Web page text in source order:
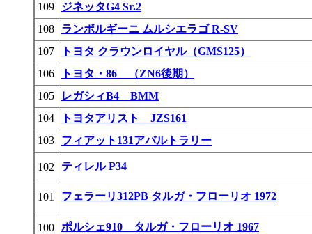
109
ジネッタG4 Sr.2
108
ランボルギーニ ムルシエラゴ R-SV
107
トヨタ クラウンロイヤル（GMS125）
106
トヨタ・86 （ZN6後期）
105
レガシィB4 BMM
104
トヨタアリスト JZS161
103
フィアット131アバルトラリー
102 ティレル P34
101 フェラーリ312PB タルガ・フローリオ 1972
100 ポルシェ910 タルガ・フローリオ 1967